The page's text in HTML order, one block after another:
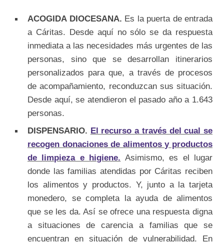
ACOGIDA DIOCESANA. Es la puerta de entrada
a Cáritas. Desde aquí no sólo se da respuesta
inmediata a las necesidades más urgentes de las
personas, sino que se desarrollan itinerarios
personalizados para que, a través de procesos
de acompañamiento, reconduzcan sus situación.
Desde aquí, se atendieron el pasado año a 1.643
personas.
DISPENSARIO. El recurso a través del cual se
recogen donaciones de alimentos y productos
de limpieza e higiene. Asimismo, es el lugar
donde las familias atendidas por Cáritas reciben
los alimentos y productos. Y, junto a la tarjeta
monedero, se completa la ayuda de alimentos
que se les da. Así se ofrece una respuesta digna
a situaciones de carencia a familias que se
encuentran en situación de vulnerabilidad. En